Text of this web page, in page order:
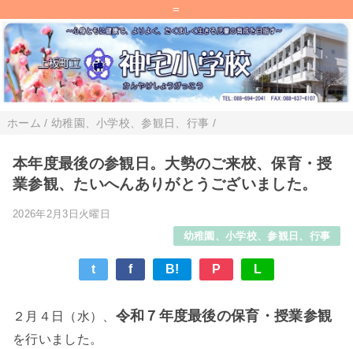
=
ホーム / 幼稚園、小学校、参観日、行事 /
本年度最後の参観日。大勢のご来校、保育・授
業参観、たいへんありがとうございました。
2026年2月3日火曜日
幼稚園、小学校、参観日、行事
t f B! P L
２月４日（水）、 令和７年度最後の保育・授業参観
を行いました。